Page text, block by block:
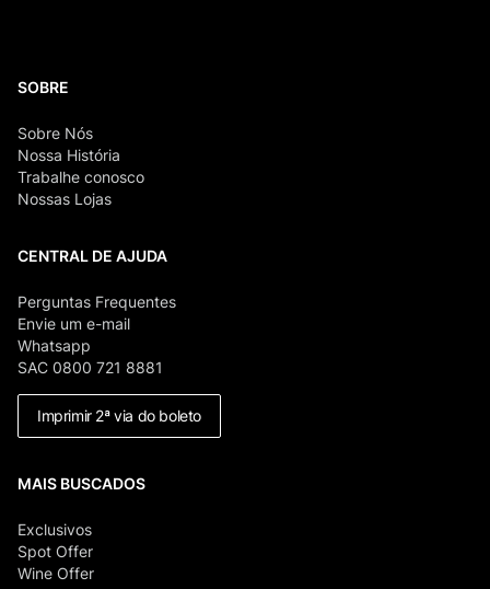
SOBRE
Sobre Nós
Nossa História
Trabalhe conosco
Nossas Lojas
CENTRAL DE AJUDA
Perguntas Frequentes
Envie um e-mail
Whatsapp
SAC 0800 721 8881
Imprimir 2ª via do boleto
MAIS BUSCADOS
Exclusivos
Spot Offer
Wine Offer